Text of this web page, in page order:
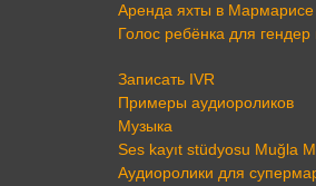
Аренда яхты в Мармарисе
Голос ребёнка для гендер
Записать IVR
Примеры аудиороликов
Музыка
Ses kayıt stüdyosu Muğla
Аудиоролики для